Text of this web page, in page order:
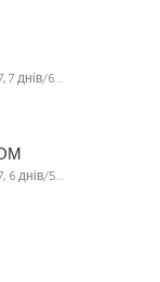
7 днів/6…
6 днів/5…